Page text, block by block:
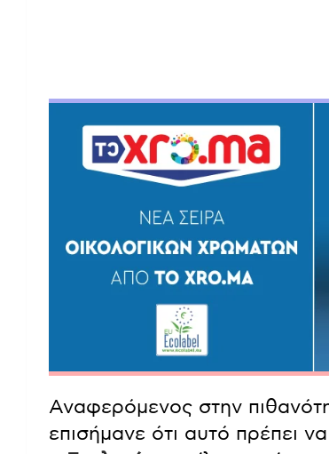
Αναφερόμενος στην
επισήμανε ότι αυτό πρέπει